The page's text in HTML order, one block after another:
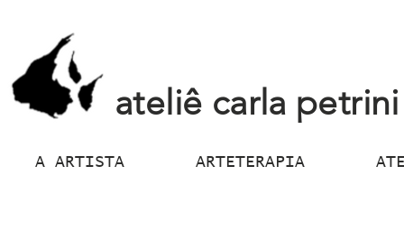
ateliê carla petrini
A ARTISTA ARTETERAPIA